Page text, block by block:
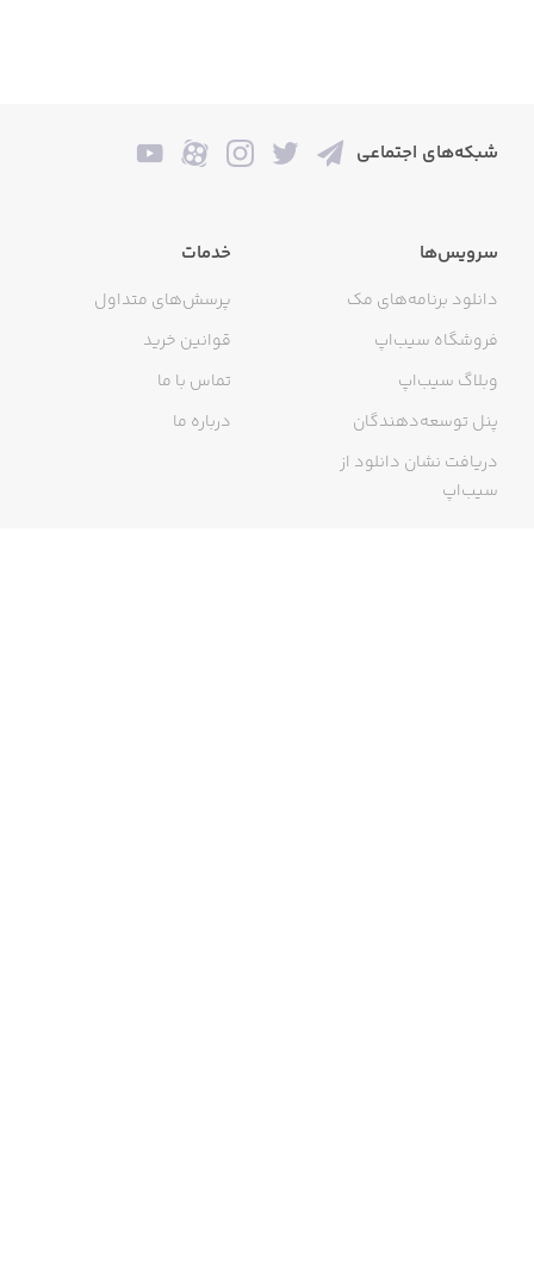
شبکه‌های اجتماعی
سرویس‌ها
دانلود برنامه‌های مک
فروشگاه سیب‌اپ
وبلاگ سیب‌اپ
پنل توسعه‌دهندگان
دریافت نشان دانلود از
سیب‌اپ
خدمات
پرسش‌های متداول
قوانین خرید
تماس با ما
درباره ما